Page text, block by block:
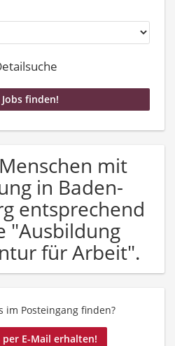
mit
in Baden-
entsprechend
"Ausbildung
für Arbeit".
im Posteingang finden?
per E-Mail erhalten!